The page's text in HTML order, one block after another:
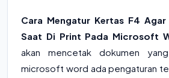
Cara Mengatur Kertas F4
Saat Di Print Pada Microsoft
akan mencetak dokumen
microsoft word ada pengaturan